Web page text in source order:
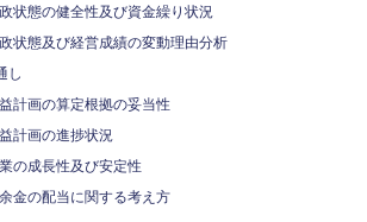
状態の健全性及び資金繰り状況
状態及び経営成績の変動理由分析
し
計画の算定根拠の妥当性
計画の進捗状況
の成長性及び安定性
金の配当に関する考え方